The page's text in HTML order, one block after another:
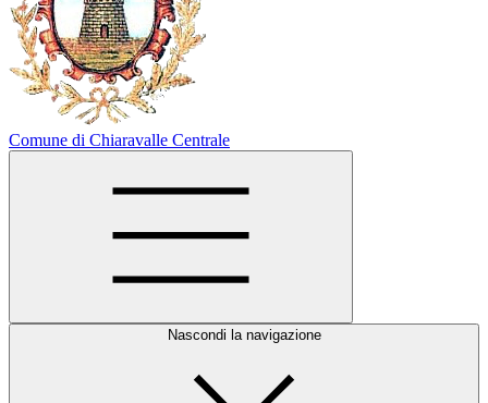
Comune di Chiaravalle Centrale
Nascondi la navigazione